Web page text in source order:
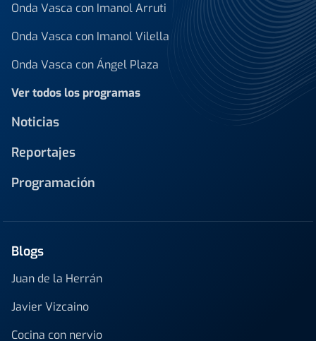
Onda Vasca con Imanol Arruti
Onda Vasca con Imanol Vilella
Onda Vasca con Ángel Plaza
Ver todos los programas
Noticias
Reportajes
Programación
Blogs
Juan de la Herrán
Javier Vizcaino
Cocina con nervio